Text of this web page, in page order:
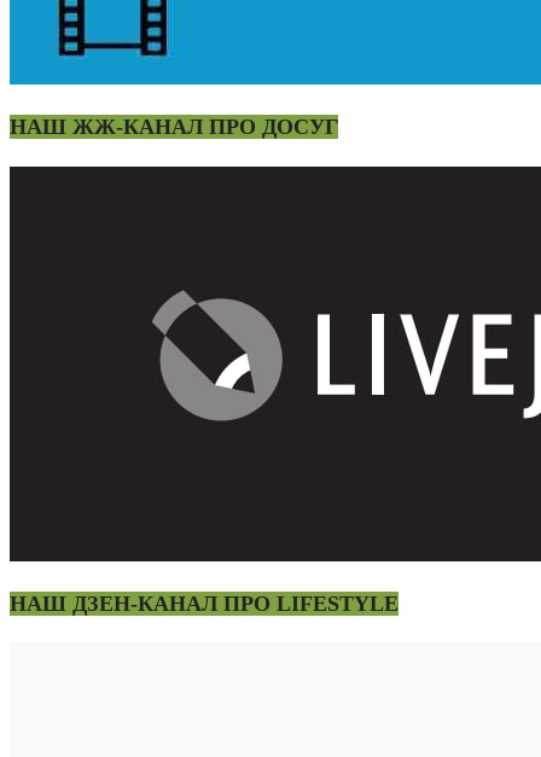
НАШ ЖЖ-КАНАЛ ПРО ДОСУГ
НАШ ДЗЕН-КАНАЛ ПРО LIFESTYLE